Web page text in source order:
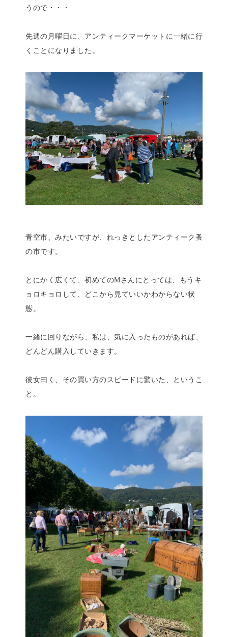
うので・・・
先週の月曜日に、アンティークマーケットに一緒に行
くことになりました。
青空市、みたいですが、れっきとしたアンティーク蚤
の市です。
とにかく広くて、初めてのMさんにとっては、もうキ
ョロキョロして、どこから見ていいかわからない状
態。
一緒に回りながら、私は、気に入ったものがあれば、
どんどん購入していきます。
彼女曰く、その買い方のスピードに驚いた、というこ
と。